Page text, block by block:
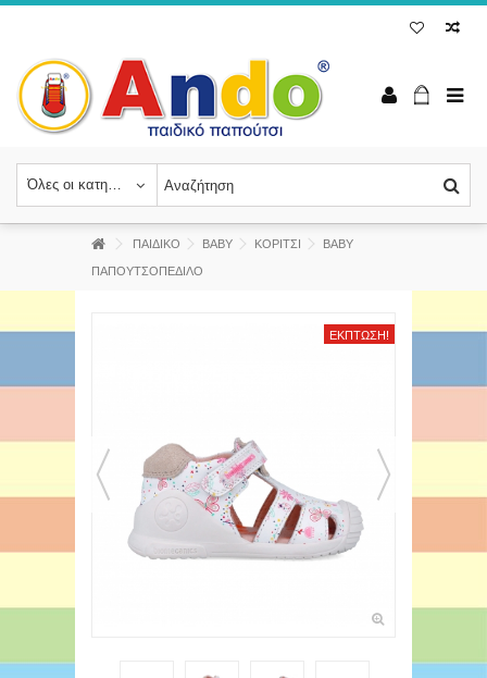
Όλες οι κατηγορίες
ΠΑΙΔΙΚΟ BABY ΚΟΡΙΤΣΙ ΒΑΒΥ
ΠΑΠΟΥΤΣΟΠΕΔΙΛΟ
ΈΚΠΤΩΣΗ!